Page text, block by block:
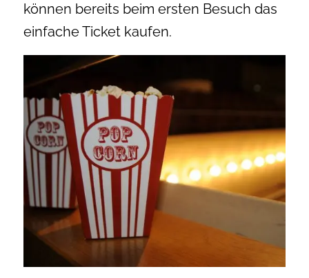
können bereits beim ersten Besuch das
einfache Ticket kaufen.